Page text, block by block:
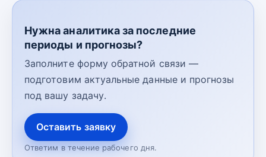
Нужна аналитика за последние
периоды и прогнозы?
Заполните форму обратной связи —
подготовим актуальные данные и прогнозы
под вашу задачу.
Оставить заявку
Ответим в течение рабочего дня.